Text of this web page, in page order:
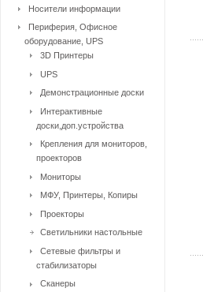
Носители информации
Периферия, Офисное
оборудование, UPS
3D Принтеры
UPS
Демонстрационные доски
Интерактивные
доски,доп.устройства
Крепления для мониторов,
проекторов
Мониторы
МФУ, Принтеры, Копиры
Проекторы
Светильники настольные
Сетевые фильтры и
стабилизаторы
Сканеры